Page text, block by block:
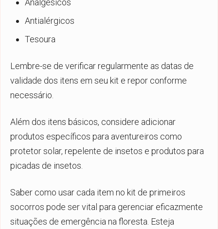
Analgésicos
Antialérgicos
Tesoura
Lembre-se de verificar regularmente as datas de
validade dos itens em seu kit e repor conforme
necessário.
Além dos itens básicos, considere adicionar
produtos específicos para aventureiros como
protetor solar, repelente de insetos e produtos para
picadas de insetos.
Saber como usar cada item no kit de primeiros
socorros pode ser vital para gerenciar eficazmente
situações de emergência na floresta. Esteja